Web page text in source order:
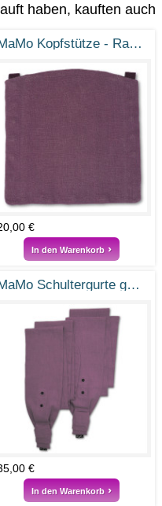
haben, kauften auch
MaMo Kopfstütze - Ramie Brombeer
€
In den Warenkorb
MaMo Schultergurte gefächert - Ramie Brombeer
€
In den Warenkorb